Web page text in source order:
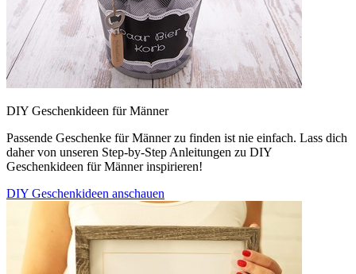
DIY Geschenkideen für Männer
Passende Geschenke für Männer zu finden ist nie einfach. Lass dich
daher von unseren Step-by-Step Anleitungen zu DIY
Geschenkideen für Männer inspirieren!
DIY Geschenkideen anschauen